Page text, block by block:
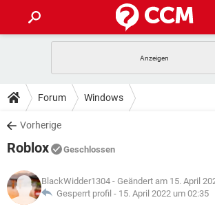
ANDROID
WINDOWS 10
WHATSAPP
FACEBOOK
TIPPS & TRICKS
SPIELE
WHATSAPP TIKTOK
FACEBOOK
DOWNLOADS
SPIELE
ANDROID
WINDOWS 10 INSTAGRAM
SPIELE STREAMING
ANDROID
LEXIKON
Forum Windows
Vorherige
Roblox Geschlossen
BlackWidder1304 - Geändert am 15. April
Gesperrt profil - 15. April 2022 um 02:35